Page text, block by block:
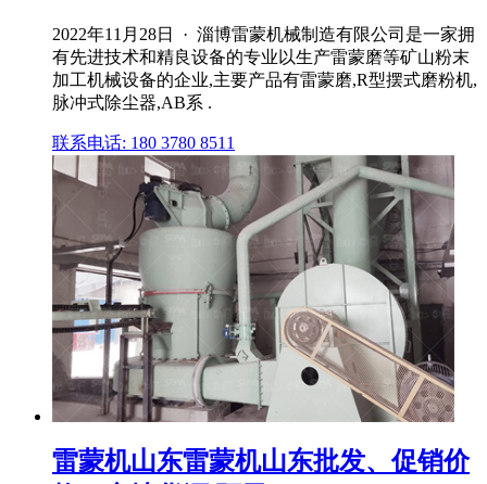
2022年11月28日 · 淄博雷蒙机械制造有限公司是一家拥
有先进技术和精良设备的专业以生产雷蒙磨等矿山粉末
加工机械设备的企业,主要产品有雷蒙磨,R型摆式磨粉机,
脉冲式除尘器,AB系 .
联系电话: 180 3780 8511
雷蒙机山东雷蒙机山东批发、促销价